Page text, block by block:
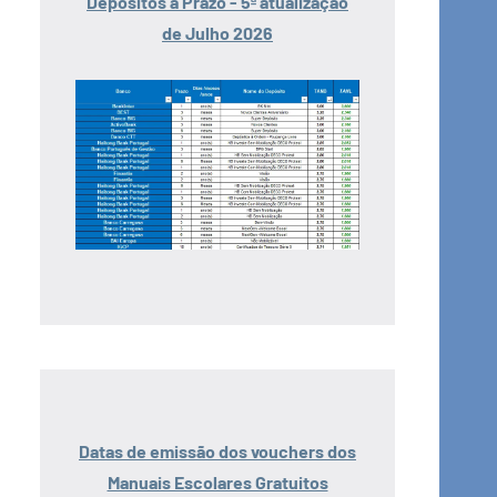
de Julho 2026
Datas de emissão dos vouchers dos
Manuais Escolares Gratuitos